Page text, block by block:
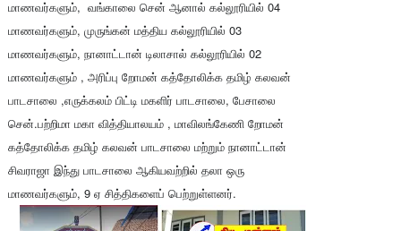
மாணவர்களும், வங்காலை சென் ஆனால் கல்லூரியில் 04
மாணவர்களும், முருங்கன் மத்திய கல்லூரியில் 03
மாணவர்களும், நானாட்டான் டிலாசால் கல்லூரியில் 02
மாணவர்களும் , அரிப்பு றோமன் கத்தோலிக்க தமிழ் கலவன்
பாடசாலை ,எருக்கலம் பிட்டி மகளிர் பாடசாலை, பேசாலை
சென்.பற்றிமா மகா வித்தியாலயம் , மாவிலங்கேணி றோமன்
கத்தோலிக்க தமிழ் கலவன் பாடசாலை மற்றும் நானாட்டான்
சிவராஜா இந்து பாடசாலை ஆகியவற்றில் தலா ஒரு
மாணவர்களும், 9 ஏ சித்திகளைப் பெற்றுள்ளனர்.